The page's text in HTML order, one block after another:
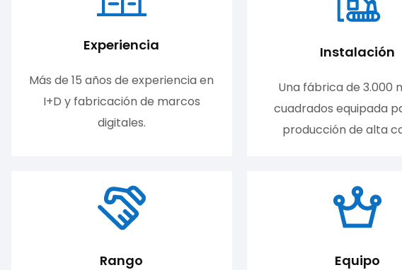
Experiencia
Más de 15 años de experiencia en
I+D y fabricación de marcos
digitales.
Instalación
Una fábrica de 3.000
cuadrados equipada
producción de alta
Rango Equipo